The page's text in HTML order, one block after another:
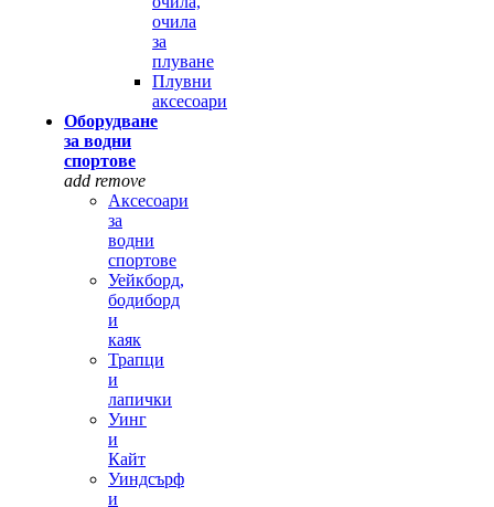
очила
за
плуване
Плувни
аксесоари
Оборудване
за водни
спортове
add remove
Аксесоари
за
водни
спортове
Уейкборд,
бодиборд
и
каяк
Трапци
и
лапички
Уинг
и
Кайт
Уиндсърф
и